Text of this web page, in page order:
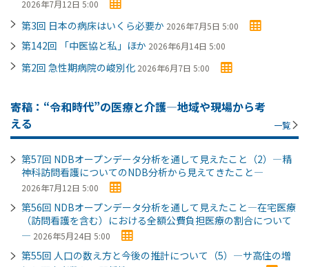
2026年7月12日 5:00
第3回 日本の病床はいくら必要か 2026年7月5日 5:00
第142回 「中医協と私」ほか 2026年6月14日 5:00
第2回 急性期病院の峻別化 2026年6月7日 5:00
寄稿：“令和時代”の医療と介護―地域や現場から考
える
一覧
第57回 NDBオープンデータ分析を通して見えたこと（2）―精
神科訪問看護についてのNDB分析から見えてきたこと―
2026年7月12日 5:00
第56回 NDBオープンデータ分析を通して見えたこと―在宅医療
（訪問看護を含む）における全額公費負担医療の割合について
― 2026年5月24日 5:00
第55回 人口の数え方と今後の推計について（5）―サ高住の増